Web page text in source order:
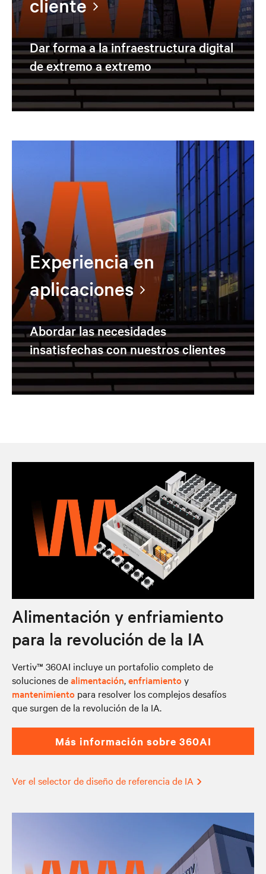
cliente
Dar forma a la infraestructura digital
de extremo a extremo
Experiencia en
aplicaciones
Abordar las necesidades
insatisfechas con nuestros clientes
Alimentación y enfriamiento
para la revolución de la IA
Vertiv™ 360AI incluye un portafolio completo de
soluciones dealimentación,enfriamientoy
mantenimiento para resolver los complejos desafíos
que surgen de la revolución de la IA.
Más información sobre 360AI
Ver el selector de diseño de referencia de IA